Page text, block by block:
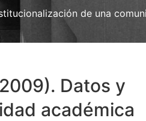
de una
Datos y
académica